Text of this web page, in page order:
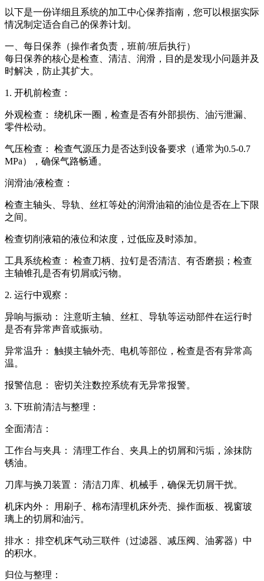
以下是一份详细且系统的加工中心保养指南，您可以根据实际
情况制定适合自己的保养计划。
一、每日保养（操作者负责，班前/班后执行）
每日保养的核心是检查、清洁、润滑，目的是发现小问题并及
时解决，防止其扩大。
1. 开机前检查：
外观检查： 绕机床一圈，检查是否有外部损伤、油污泄漏、
零件松动。
气压检查： 检查气源压力是否达到设备要求（通常为0.5-0.7
MPa），确保气路畅通。
润滑油/液检查：
检查主轴头、导轨、丝杠等处的润滑油箱的油位是否在上下限
之间。
检查切削液箱的液位和浓度，过低应及时添加。
工具系统检查： 检查刀柄、拉钉是否清洁、有否磨损；检查
主轴锥孔是否有切屑或污物。
2. 运行中观察：
异响与振动： 注意听主轴、丝杠、导轨等运动部件在运行时
是否有异常声音或振动。
异常温升： 触摸主轴外壳、电机等部位，检查是否有异常高
温。
报警信息： 密切关注数控系统有无异常报警。
3. 下班前清洁与整理：
全面清洁：
工作台与夹具： 清理工作台、夹具上的切屑和污垢，涂抹防
锈油。
刀库与换刀装置： 清洁刀库、机械手，确保无切屑干扰。
机床内外： 用刷子、棉布清理机床外壳、操作面板、视窗玻
璃上的切屑和油污。
排水： 排空机床气动三联件（过滤器、减压阀、油雾器）中
的积水。
归位与整理：